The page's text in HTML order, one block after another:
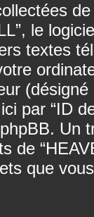
le
textes
par “ID
Un
de
que